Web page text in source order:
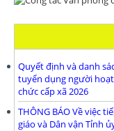
Quyết định và danh
tuyển dụng người
chức cấp xã 2026
THÔNG BÁO Về việc
giáo và Dân vận Tỉnh